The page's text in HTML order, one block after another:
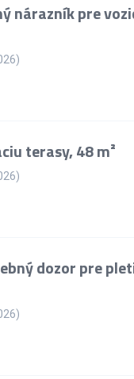
nárazník pre
terasy, 48 m²
dozor pre